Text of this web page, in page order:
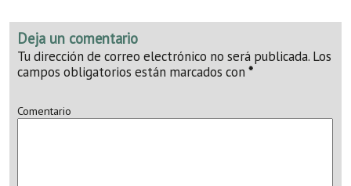
Deja un comentario
Tu dirección de correo electrónico no será publicada. Los
campos obligatorios están marcados con *
Comentario